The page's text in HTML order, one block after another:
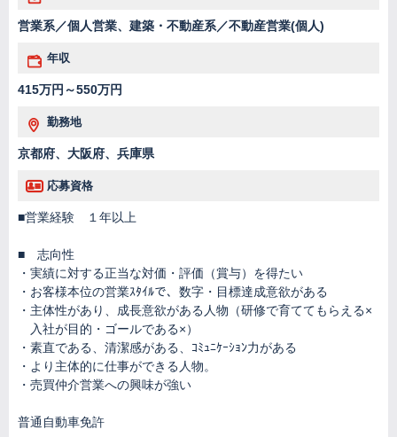
営業系／個人営業、建築・不動産系／不動産営業(個人)
年収
415万円～550万円
勤務地
京都府、大阪府、兵庫県
応募資格
■営業経験 １年以上
■ 志向性
・実績に対する正当な対価・評価（賞与）を得たい
・お客様本位の営業ｽﾀｲﾙで、数字・目標達成意欲がある
・主体性があり、成長意欲がある人物（研修で育ててもらえる×
入社が目的・ゴールである×）
・素直である、清潔感がある、ｺﾐｭﾆｹｰｼｮﾝ力がある
・より主体的に仕事ができる人物。
・売買仲介営業への興味が強い
普通自動車免許